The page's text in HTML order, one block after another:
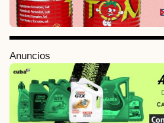
Anuncios
P
a
g
i
n